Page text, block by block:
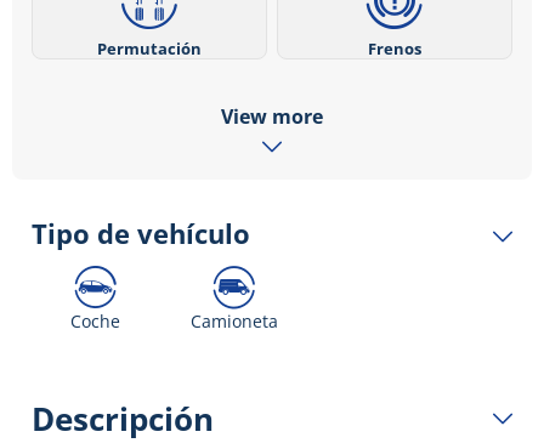
Permutación Frenos
View more
Tipo de vehículo
Coche Camioneta
Descripción